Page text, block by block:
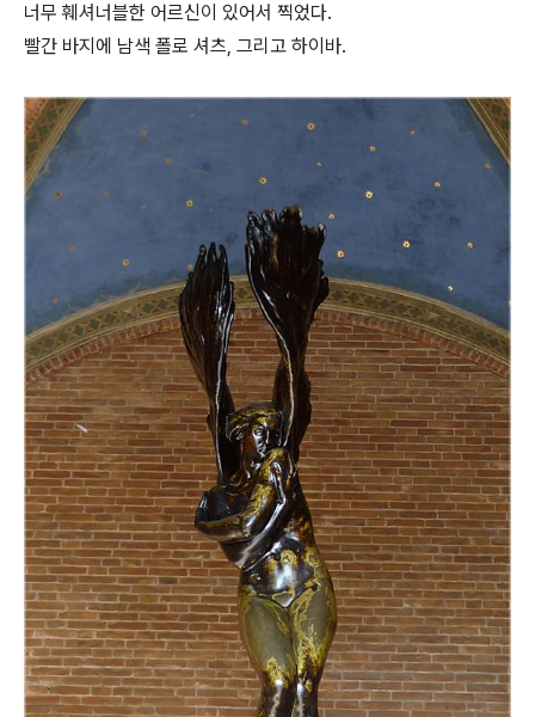
너무 훼셔너블한 어르신이 있어서 찍었다.
빨간 바지에 남색 폴로 셔츠, 그리고 하이바.